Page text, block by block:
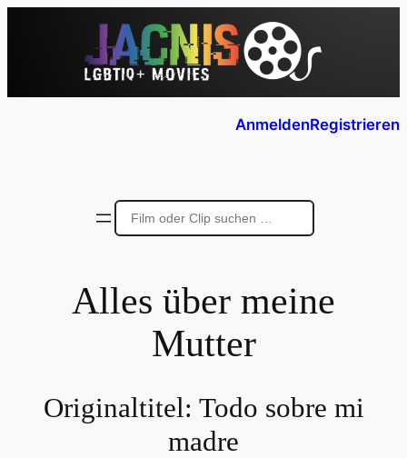
AnmeldenRegistrieren
Alles über meine
Mutter
Originaltitel: Todo sobre mi
madre